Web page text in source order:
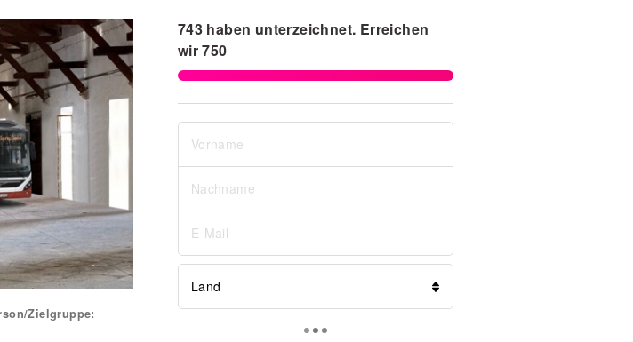
743 haben unterzeichnet. Erreichen
wir750
Zielgruppe: